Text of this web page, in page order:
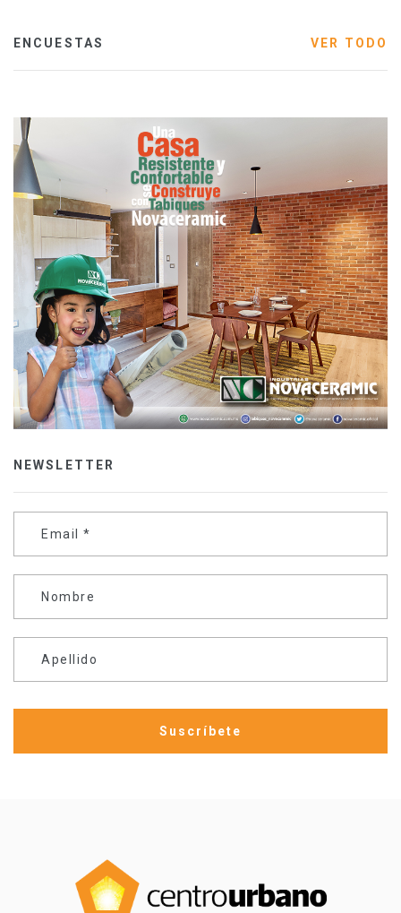
ENCUESTAS VER TODO
NEWSLETTER
Email *
Nombre
Apellido